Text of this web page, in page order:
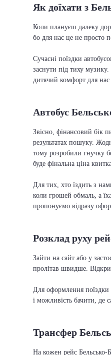
Як доїхати з
Коли плануєш далеку
бо для нас це не просто
Сучасні поїздки
заснути під тиху музику.
дитячий комфорт для
Автобус
Звісно, фінансовий бік
результатах пошуку.
тому розробили гнучку
буде фінальна ціна
Для тих, хто їздить з
коли грошей обмаль, а
пропонуємо відразу
Розклад руху
Зайти на сайт або у
пролітав швидше.
Для оформлення поїздки
і можливість бачити, де
Трансфер
На кожен рейс Бельсько-